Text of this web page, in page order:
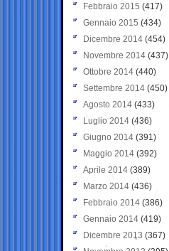
Febbraio 2015 (417)
Gennaio 2015 (434)
Dicembre 2014 (454)
Novembre 2014 (437)
Ottobre 2014 (440)
Settembre 2014 (450)
Agosto 2014 (433)
Luglio 2014 (436)
Giugno 2014 (391)
Maggio 2014 (392)
Aprile 2014 (389)
Marzo 2014 (436)
Febbraio 2014 (386)
Gennaio 2014 (419)
Dicembre 2013 (367)